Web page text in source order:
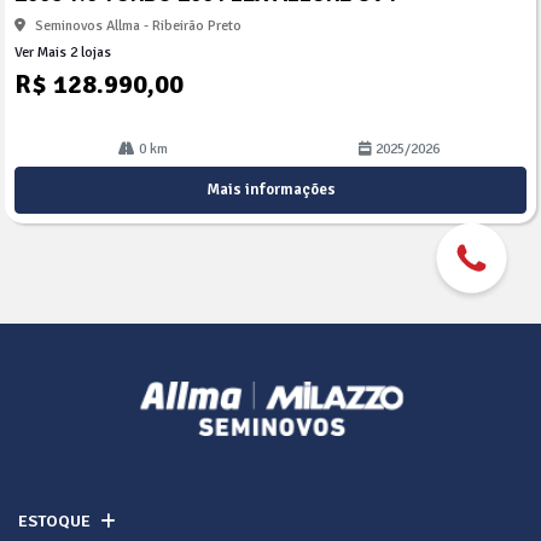
Seminovos Allma - Ribeirão Preto
Ver Mais 2 lojas
R$ 128.990,00
0 km 2025/2026
Mais informações
ESTOQUE